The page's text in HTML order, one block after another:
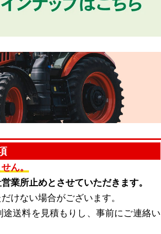
ん。
業所止めとさせていただきます。
けない場合がございます。
送料を見積もりし、事前にご連絡い